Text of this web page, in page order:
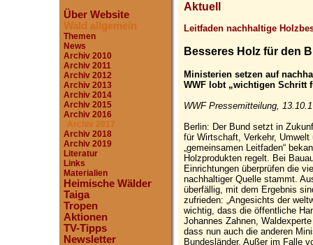
Über Website
Wald allgemein
Themen
News
Archiv 2010
Archiv 2011
Archiv 2012
Archiv 2013
Archiv 2014
Archiv 2015
Archiv 2016
Archiv 2017
Archiv 2018
Archiv 2019
Literatur
Links
Materialien
Heimische Wälder
Taiga
Tropen
Aktionen
TV-Tipps
Newsletter
Aktuell
Leitfaden nachhaltige
Besseres Holz für den
Ministerien setzen auf
WWF lobt „wichtigen Schritt
WWF Pressemitteilung,
Berlin: Der Bund setzt in
für Wirtschaft, Verkehr,
„gemeinsamen Leitfaden“
Holzprodukten regelt. Bei
Einrichtungen überprüfen die
nachhaltiger Quelle stammt.
überfällig, mit dem Ergebnis
zufrieden: „Angesichts der
wichtig, dass die öffentliche
Johannes Zahnen,
dass nun auch die anderen
Bundesländer. Außer im Falle